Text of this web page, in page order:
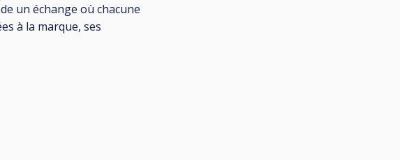
un échange où chacune
à la marque, ses